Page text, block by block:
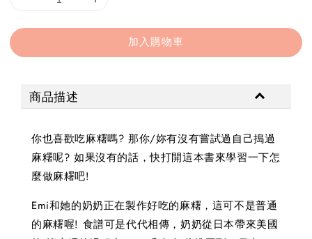
加入購物車
商品描述
你也喜歡吃麻糬嗎? 那你/妳有沒有嘗試過自己搗過
麻糬呢? 如果沒有的話，快打開這本書來學習一下怎
麼做麻糬吧!
Emi和她的奶奶正在製作好吃的麻糬，這可不是普通
的麻糬喔! 食譜可是代代相傳，奶奶從日本帶來美國